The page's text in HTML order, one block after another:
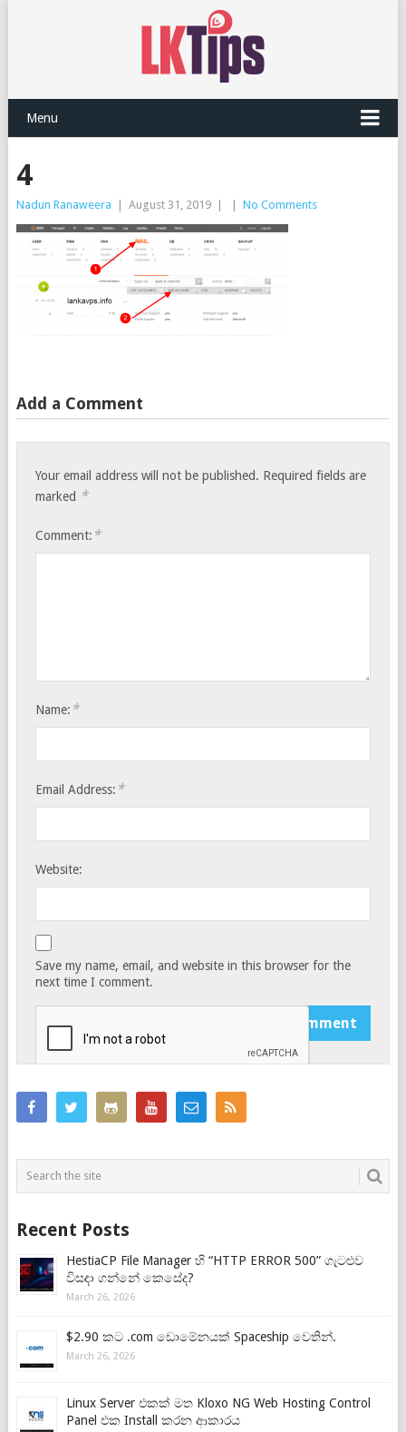
Menu
4
Nadun Ranaweera August 31, 2019 No Comments
Add a Comment
Your email address will not be published. Required fields are
marked *
Comment: *
Name: *
Email Address: *
Website:
Save my name, email, and website in this browser for the
next time I comment.
Recent Posts
HestiaCP File Manager හි “HTTP ERROR 500” ගැටළුව
විසඳා ගන්නේ කෙසේද?
March 26, 2026
$2.90 කට .com ඩොමේනයක් Spaceship වෙතින්.
March 26, 2026
Linux Server එකක් මත Kloxo NG Web Hosting Control
Panel එක Install කරන ආකාරය